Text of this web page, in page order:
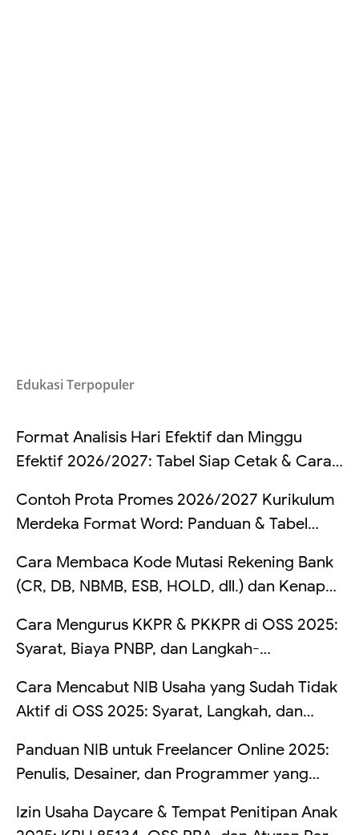
Edukasi Terpopuler
Format Analisis Hari Efektif dan Minggu
Efektif 2026/2027: Tabel Siap Cetak & Cara
Contoh Prota Promes 2026/2027 Kurikulum
Merdeka Format Word: Panduan & Tabel
Cara Membaca Kode Mutasi Rekening Bank
(CR, DB, NBMB, ESB, HOLD, dll.) dan Kenapa
Cara Mengurus KKPR & PKKPR di OSS 2025:
Syarat, Biaya PNBP, dan Langkah-
Cara Mencabut NIB Usaha yang Sudah Tidak
Aktif di OSS 2025: Syarat, Langkah, dan
Panduan NIB untuk Freelancer Online 2025:
Penulis, Desainer, dan Programmer yang
Izin Usaha Daycare & Tempat Penitipan Anak